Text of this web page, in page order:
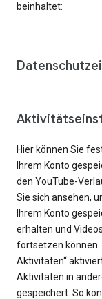
beinhaltet:
Hier können Sie
Ihrem Konto
den YouTube-
Sie sich ansehen,
Ihrem Konto
erhalten und
fortsetzen können.
Aktivitäten“
Aktivitäten in
gespeichert. So